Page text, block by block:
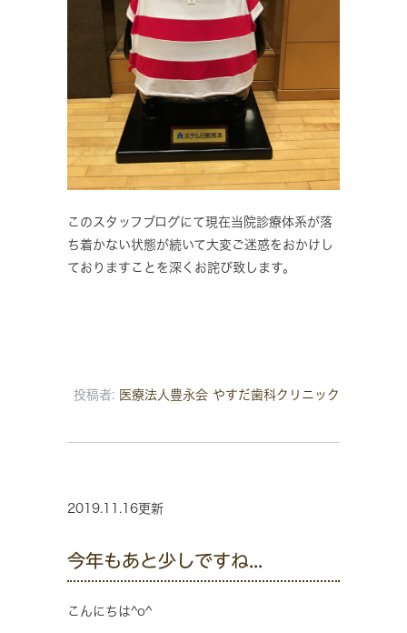
このスタッフブログにて現在当院診療体系が落
ち着かない状態が続いて大変ご迷惑をおかけし
ておりますことを深くお詫び致します。
投稿者: 医療法人豊永会 やすだ歯科クリニック
2019.11.16更新
今年もあと少しですね...
こんにちは^o^